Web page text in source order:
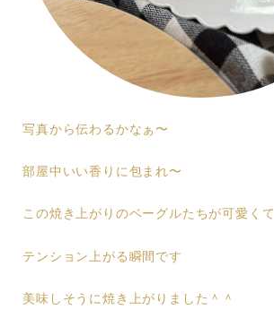
写真から伝わるかなぁ〜
部屋中いい香りに包まれ〜
この焼き上がりのベーグルたちが可愛くて
テンション上がる瞬間です
美味しそうに焼き上がりました＾＾